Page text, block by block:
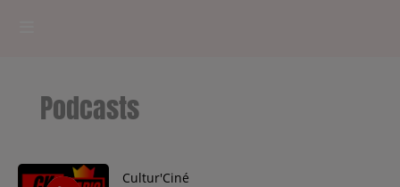
RADIOPLAYER
CK RADIO Line-up
Podcasts
Cultur'Ciné